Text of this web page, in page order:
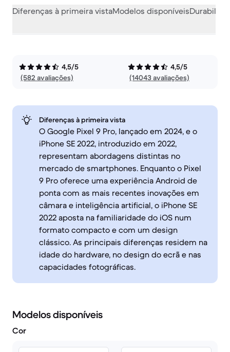
Diferenças à primeira vistaModelos disponíveis
4,5/5
(582 avaliações)
4,5/5
(14043 avaliações)
Diferenças à primeira vista
O Google Pixel 9 Pro, lançado em 2024, e o
iPhone SE 2022, introduzido em 2022,
representam abordagens distintas no
mercado de smartphones. Enquanto o Pixel
9 Pro oferece uma experiência Android de
ponta com as mais recentes inovações em
câmara e inteligência artificial, o iPhone SE
2022 aposta na familiaridade do iOS num
formato compacto e com um design
clássico. As principais diferenças residem na
idade do hardware, no design do ecrã e nas
capacidades fotográficas.
Modelos disponíveis
Cor